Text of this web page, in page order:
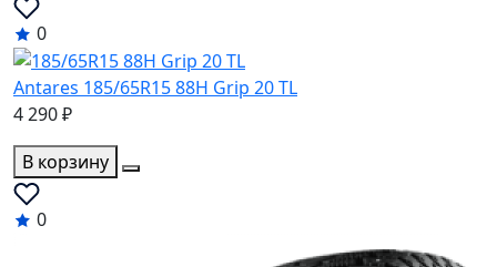
0
Antares 185/65R15 88H Grip 20 TL
4 290 ₽
В корзину
0